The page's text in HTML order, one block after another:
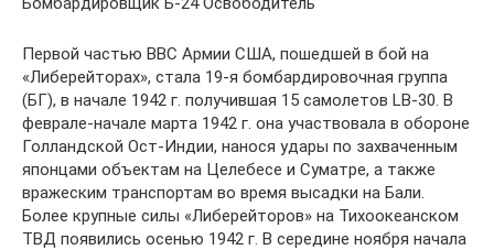
Первой частью ВВС Армии США, пошедшей в бой на
«Либерейторах», стала 19-я бомбардировочная группа
(БГ), в начале 1942 г. получившая 15 самолетов LB-30. В
феврале-начале марта 1942 г. она участвовала в обороне
Голландской Ост-Индии, нанося удары по захваченным
японцами объектам на Целебесе и Суматре, а также
вражеским транспортам во время высадки на Бали.
Более крупные силы «Либерейторов» на Тихоокеанском
ТВД появились осенью 1942 г. В середине ноября начала